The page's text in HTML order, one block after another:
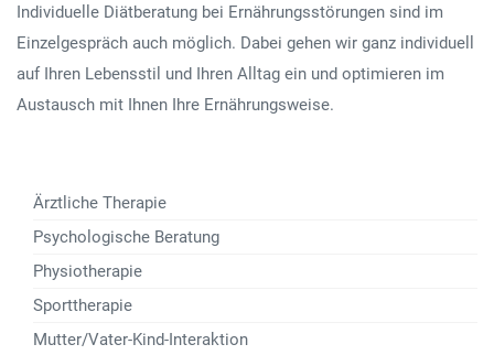
Individuelle Diätberatung bei Ernährungsstörungen sind im
Einzelgespräch auch möglich. Dabei gehen wir ganz individuell
auf Ihren Lebensstil und Ihren Alltag ein und optimieren im
Austausch mit Ihnen Ihre Ernährungsweise.
Ärztliche Therapie
Psychologische Beratung
Physiotherapie
Sporttherapie
Mutter/Vater-Kind-Interaktion